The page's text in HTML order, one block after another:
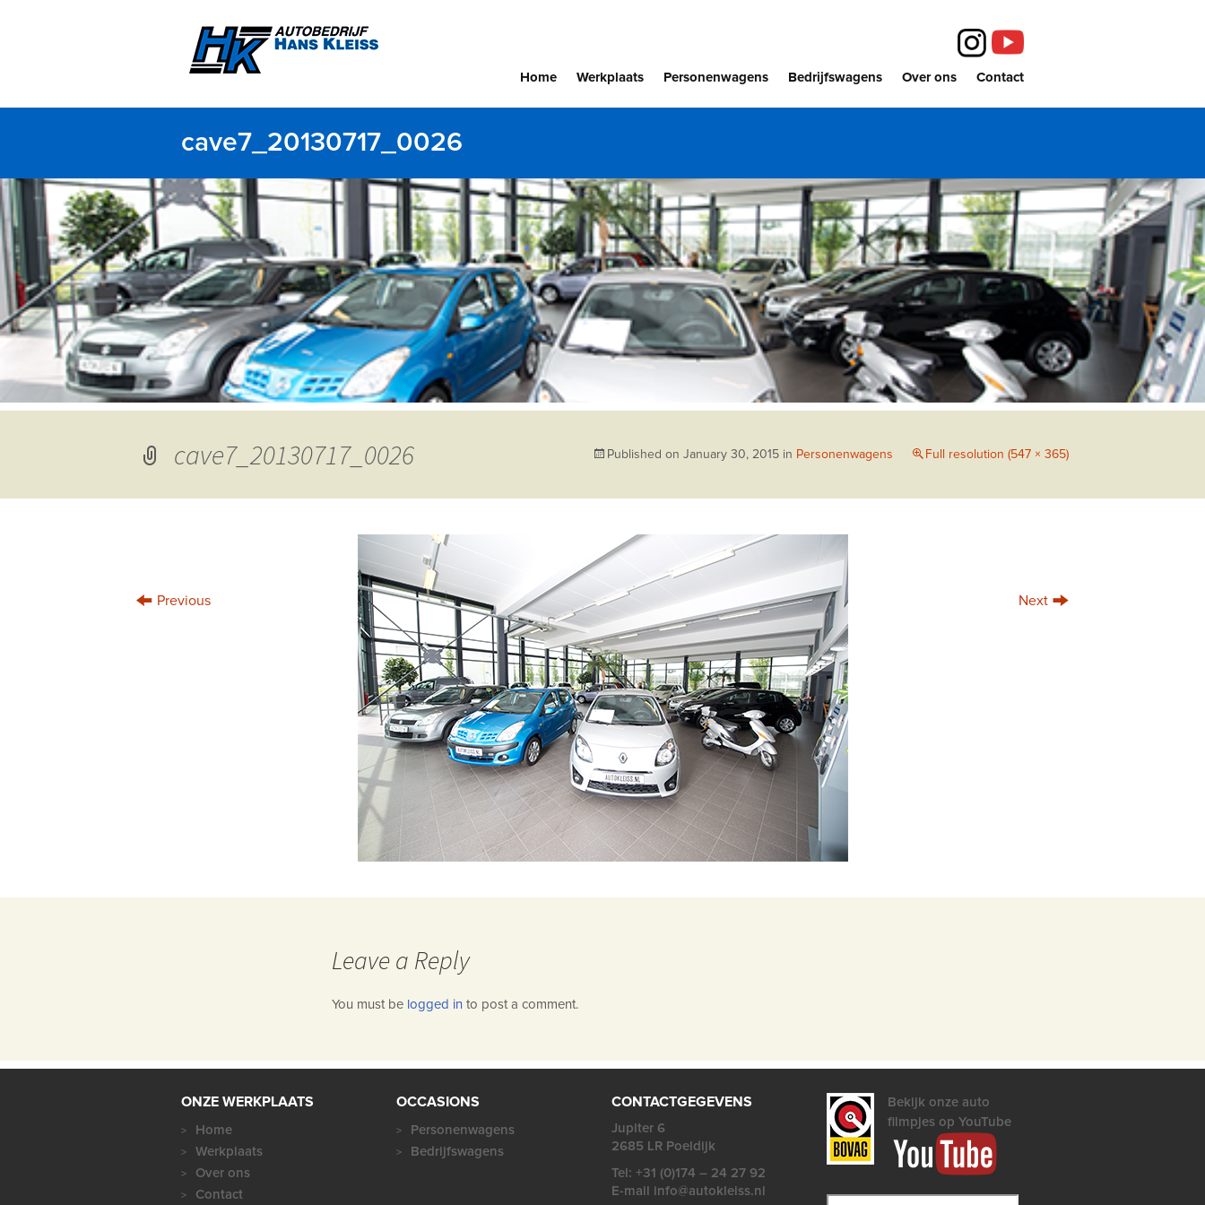
Home Werkplaats Personenwagens Bedrijfswagens Over ons Contact
cave7_20130717_0026
cave7_20130717_0026 Published on January 30, 2015 in Personenwagens Full resolution (547 × 365)
← Previous Next →
Leave a Reply
You must be logged in to post a comment.
ONZE WERKPLAATS
Home
Werkplaats
Over ons
Contact
OCCASIONS
Personenwagens
Bedrijfswagens
CONTACTGEGEVENS
Jupiter 6
2685 LR Poeldijk
Tel: +31 (0)174 – 24 27 92
E-mail info@autokleiss.nl
Bekijk onze auto
filmpjes op YouTube